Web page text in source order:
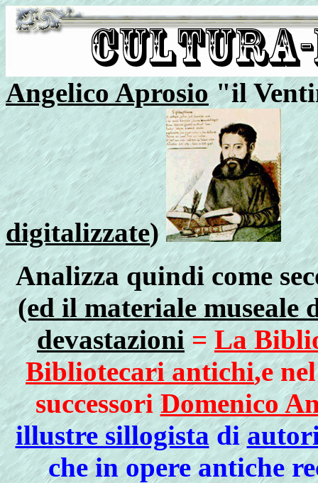
Angelico Aprosio"il
digitalizzate)
Analizza quindi come
(ed il materiale
devastazioni =La
Bibliotecari antichi,e
successoriDomenico
illustre sillogistadi
che in opere antiche